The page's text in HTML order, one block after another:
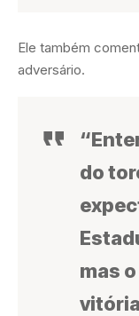
Ele também
adversário.
do
mas